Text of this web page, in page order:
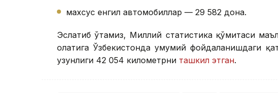
махсус енгил автомобиллар — 29 582 дона.
Эслатиб ўтамиз, Миллий статистика қўмитаси
ҳолатига Ўзбекистонда умумий фойдаланишдаги
узунлиги 42 054 километрни ташкил этган.